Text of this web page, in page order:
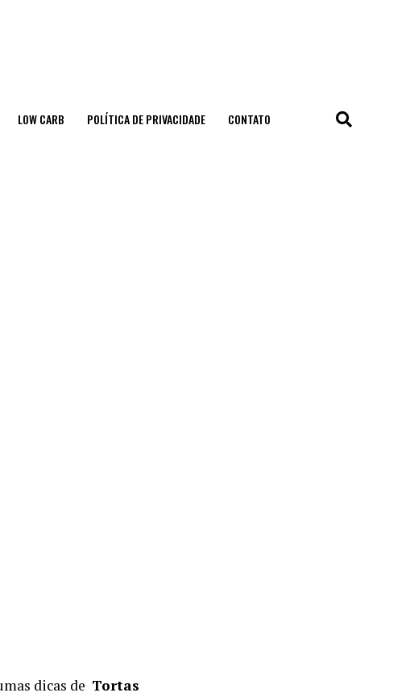
LOW CARB POLÍTICA DE PRIVACIDADE CONTATO
dicas de Tortas